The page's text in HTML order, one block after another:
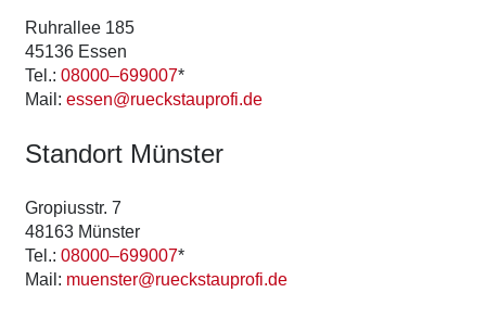
Ruhr­al­lee 185
45136 Essen
Tel.: 08000–699007*
Mail: essen@rueckstauprofi.de
Stand­ort Müns­ter
Gro­pi­us­str. 7
48163 Müns­ter
Tel.: 08000–699007*
Mail: muenster@rueckstauprofi.de